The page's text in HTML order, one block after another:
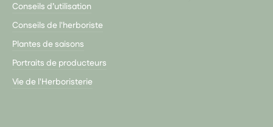
Conseils d’utilisation
Conseils de l'herboriste
Plantes de saisons
Portraits de producteurs
Vie de l'Herboristerie